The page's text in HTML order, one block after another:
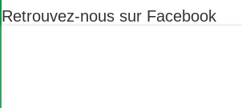
Retrouvez-nous sur Facebook